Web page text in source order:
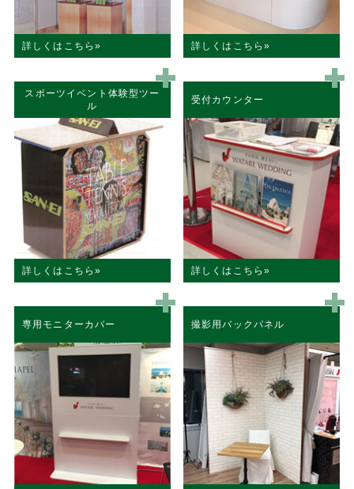
詳しくはこちら 詳しくはこちら
スポーツイベント体験型ツー
ル
詳しくはこちら
受付カウンター
詳しくはこちら
専用モニターカバー 撮影用バックパネル